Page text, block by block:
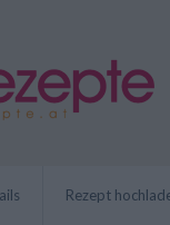
Rezept